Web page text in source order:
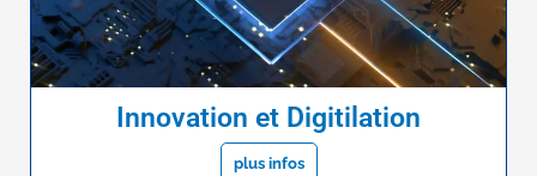
Innovation et Digitilation
plus infos